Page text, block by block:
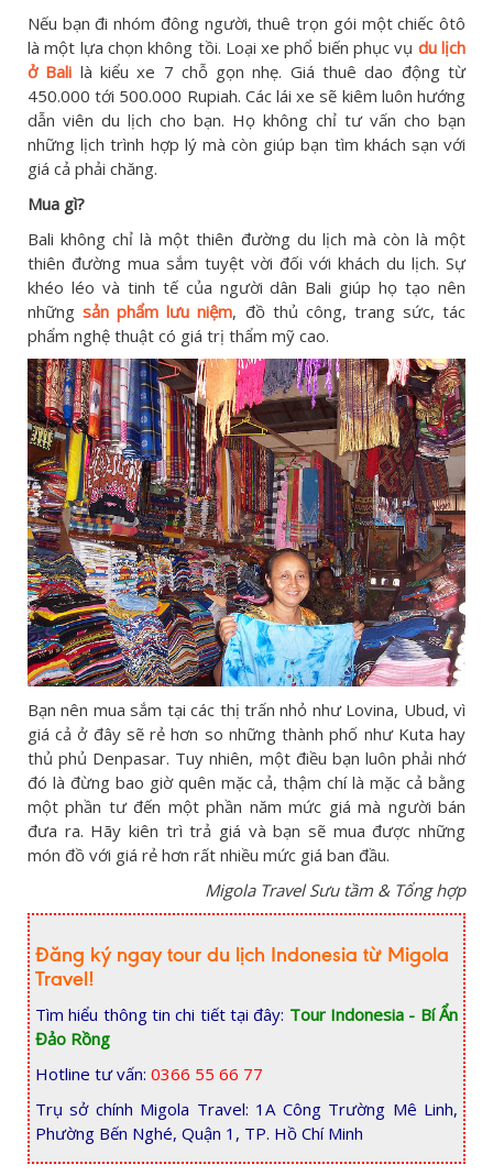
Nếu bạn đi nhóm đông người, thuê trọn gói một chiếc ôtô
là một lựa chọn không tồi. Loại xe phổ biến phục vụ du lịch
ở Bali là kiểu xe 7 chỗ gọn nhẹ. Giá thuê dao động từ
450.000 tới 500.000 Rupiah. Các lái xe sẽ kiêm luôn hướng
dẫn viên du lịch cho bạn. Họ không chỉ tư vấn cho bạn
những lịch trình hợp lý mà còn giúp bạn tìm khách sạn với
giá cả phải chăng.
Mua gì?
Bali không chỉ là một thiên đường du lịch mà còn là một
thiên đường mua sắm tuyệt vời đối với khách du lịch. Sự
khéo léo và tinh tế của người dân Bali giúp họ tạo nên
nhữngsản phẩm lưu niệm, đồ thủ công, trang sức, tác
phẩm nghệ thuật có giá trị thẩm mỹ cao.
Bạn nên mua sắm tại các thị trấn nhỏ như Lovina, Ubud, vì
giá cả ở đây sẽ rẻ hơn so những thành phố như Kuta hay
thủ phủ Denpasar. Tuy nhiên, một điều bạn luôn phải nhớ
đó là đừng bao giờ quên mặc cả, thậm chí là mặc cả bằng
một phần tư đến một phần năm mức giá mà người bán
đưa ra. Hãy kiên trì trả giá và bạn sẽ mua được những
món đồ với giá rẻ hơn rất nhiều mức giá ban đầu.
Migola Travel Sưu tầm & Tổng hợp
Đăng ký ngay tour du lịch Indonesia từ Migola
Travel!
Tìm hiểu thông tin chi tiết tại đây: Tour Indonesia - Bí Ẩn
Đảo Rồng
Hotline tư vấn: 0366 55 66 77
Trụ sở chính Migola Travel: 1A Công Trường Mê Linh,
Phường Bến Nghé, Quận 1, TP. Hồ Chí Minh